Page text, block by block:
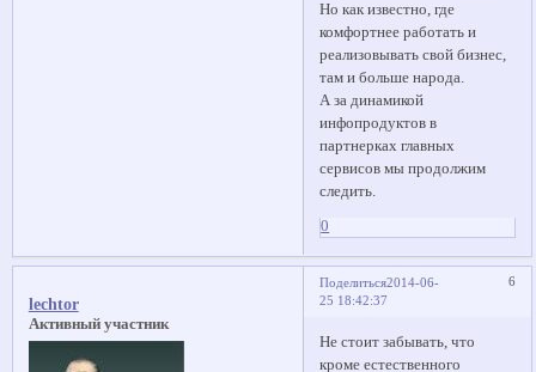
Но как известно, где
комфортнее работать и
реализовывать свой бизнес,
там и больше народа.
А за динамикой
инфопродуктов в
партнерках главных
сервисов мы продолжим
следить.
0
Поделиться 6
2014-06-
25 18:42:37
lechtor
Активный участник
Не стоит забывать, что
кроме естественного